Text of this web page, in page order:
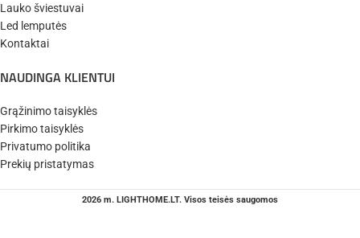
Lauko šviestuvai
Led lemputės
Kontaktai
NAUDINGA KLIENTUI
Grąžinimo taisyklės
Pirkimo taisyklės
Privatumo politika
Prekių pristatymas
2026 m. LIGHTHOME.LT. Visos teisės saugomos